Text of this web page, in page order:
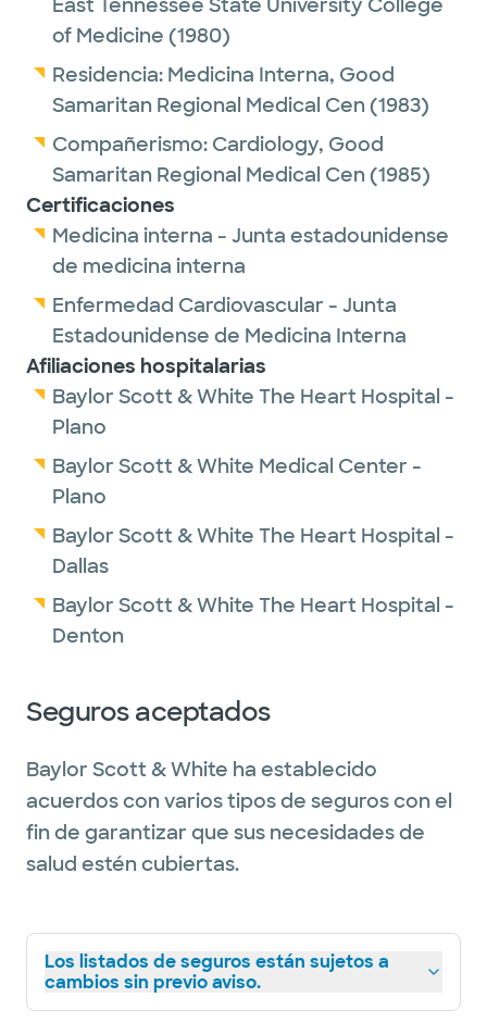
East Tennessee State University College
of Medicine (1980)
Residencia: Medicina Interna, Good
Samaritan Regional Medical Cen (1983)
Compañerismo: Cardiology, Good
Samaritan Regional Medical Cen (1985)
Certificaciones
Medicina interna - Junta estadounidense
de medicina interna
Enfermedad Cardiovascular - Junta
Estadounidense de Medicina Interna
Afiliaciones hospitalarias
Baylor Scott & White The Heart Hospital -
Plano
Baylor Scott & White Medical Center -
Plano
Baylor Scott & White The Heart Hospital -
Dallas
Baylor Scott & White The Heart Hospital -
Denton
Seguros aceptados
Baylor Scott & White ha establecido
acuerdos con varios tipos de seguros con el
fin de garantizar que sus necesidades de
salud estén cubiertas.
Los listados de seguros están sujetos a
cambios sin previo aviso.